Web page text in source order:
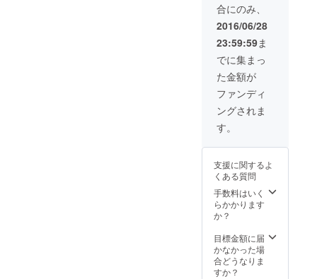
合にのみ、
2016/06/28
23:59:59ま
でに集まっ
た金額が
ファンディ
ングされま
す。
支援に関するよ
くある質問
手数料はいく
らかかります
か？
目標金額に届
かなかった場
合どうなりま
すか？